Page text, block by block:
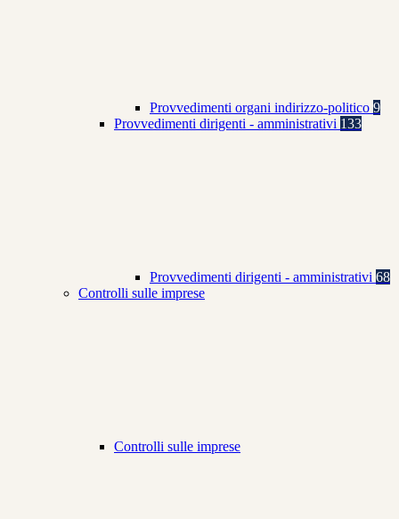
Provvedimenti organi indirizzo-politico 9
Provvedimenti dirigenti - amministrativi 133
Provvedimenti dirigenti - amministrativi 68
Controlli sulle imprese
Controlli sulle imprese